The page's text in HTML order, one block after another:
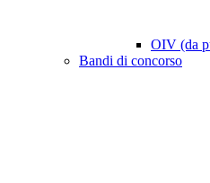
OIV (da
Bandi di concorso